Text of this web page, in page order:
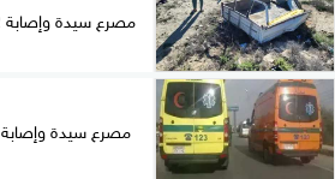
مصرع سيدة وإصابة 22 شخصا في حادث مرورع...
مصرع سيدة وإصابة 3 آخرين في حادث مرورى...